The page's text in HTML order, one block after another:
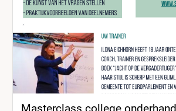
Masterclass college